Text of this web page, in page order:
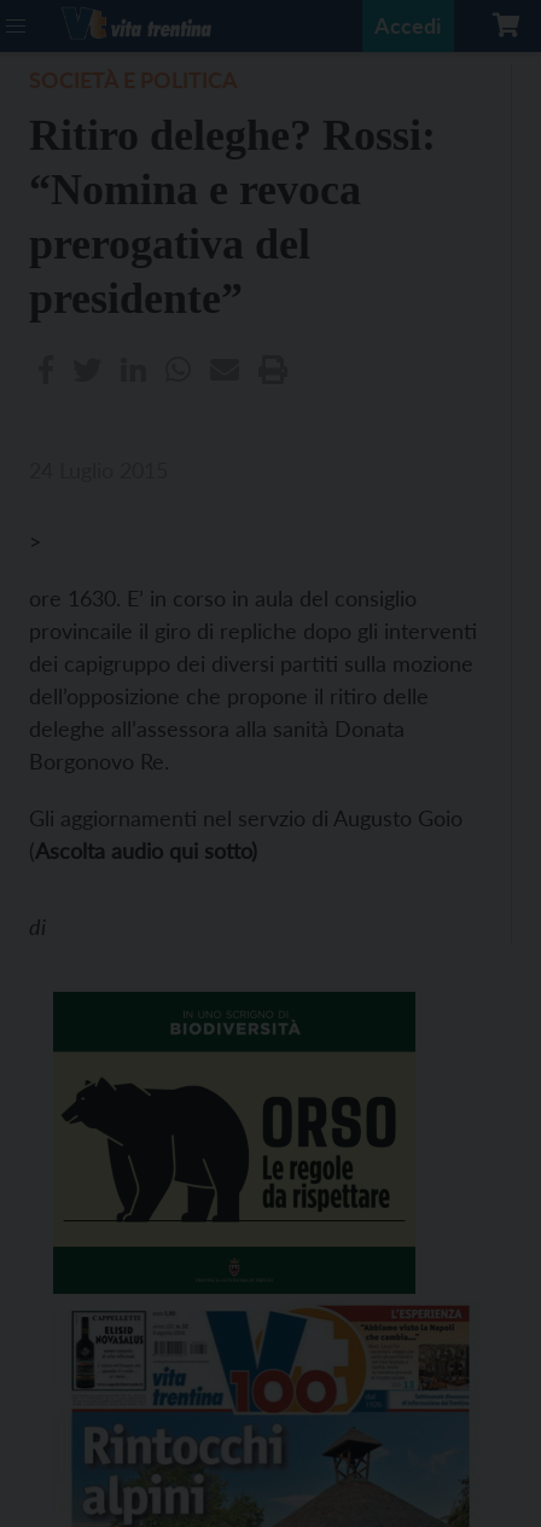
Accedi
Ritiro deleghe? Rossi:
“Nomina e revoca
prerogativa del
presidente”
>
ore 1630. E’ in corso in aula del consiglio
provincaile il giro di repliche dopo gli interventi
dei capigruppo dei diversi partiti sulla mozione
dell’opposizione che propone il ritiro delle
deleghe all’assessora alla sanità Donata
Borgonovo Re.
Gli aggiornamenti nel servzio di Augusto Goio
(Ascolta audio qui sotto)
di